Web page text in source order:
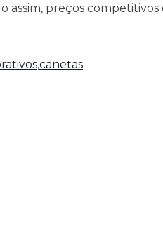
assim, preços competitivos
canetas